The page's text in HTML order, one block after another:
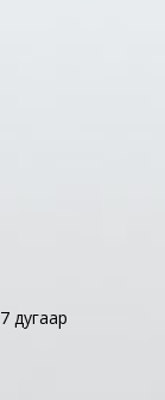
дугаар